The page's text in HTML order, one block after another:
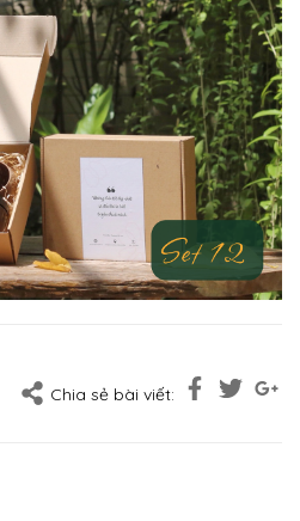
Chia sẻ bài viết: